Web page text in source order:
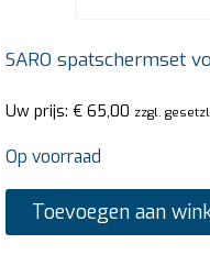
SARO spatschermset
Uw prijs: €65,00 zzgl.
Op voorraad
Toevoegen aan